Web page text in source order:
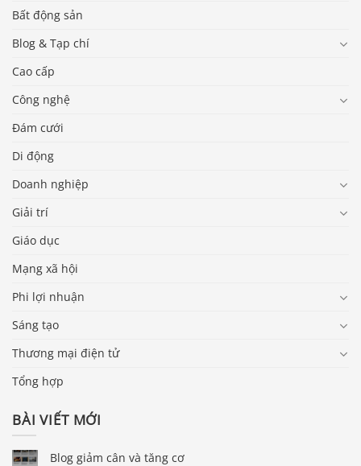
Bất động sản
Blog & Tạp chí
Cao cấp
Công nghệ
Đám cưới
Di động
Doanh nghiệp
Giải trí
Giáo dục
Mạng xã hội
Phi lợi nhuận
Sáng tạo
Thương mại điện tử
Tổng hợp
BÀI VIẾT MỚI
Blog giảm cân và tăng cơ